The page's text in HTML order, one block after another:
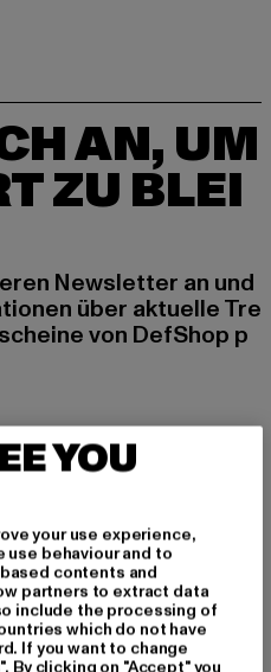
AN, UM
ZU BLEI
Newsletter an und
über aktuelle Tre
von DefShop p
interessiert?
YOU
your use experience,
use behaviour and to
contents and
partners to extract data
include the processing of
which do not have
If you want to change
By clicking on "Accept" you